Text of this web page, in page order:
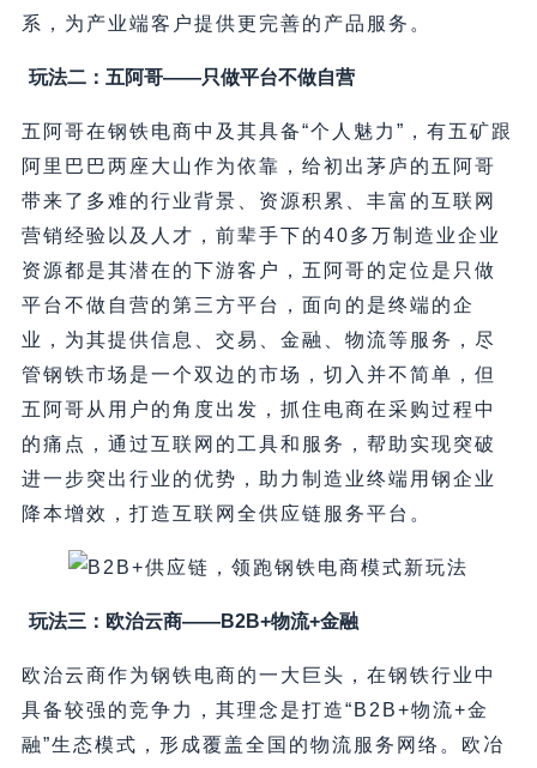
系，为产业端客户提供更完善的产品服务。
玩法二：五阿哥——只做平台不做自营
五阿哥在钢铁电商中及其具备“个人魅力”，有五矿跟
阿里巴巴两座大山作为依靠，给初出茅庐的五阿哥
带来了多难的行业背景、资源积累、丰富的互联网
营销经验以及人才，前辈手下的40多万制造业企业
资源都是其潜在的下游客户，五阿哥的定位是只做
平台不做自营的第三方平台，面向的是终端的企
业，为其提供信息、交易、金融、物流等服务，尽
管钢铁市场是一个双边的市场，切入并不简单，但
五阿哥从用户的角度出发，抓住电商在采购过程中
的痛点，通过互联网的工具和服务，帮助实现突破
进一步突出行业的优势，助力制造业终端用钢企业
降本增效，打造互联网全供应链服务平台。
玩法三：欧治云商——B2B+物流+金融
欧治云商作为钢铁电商的一大巨头，在钢铁行业中
具备较强的竞争力，其理念是打造“B2B+物流+金
融”生态模式，形成覆盖全国的物流服务网络。欧冶